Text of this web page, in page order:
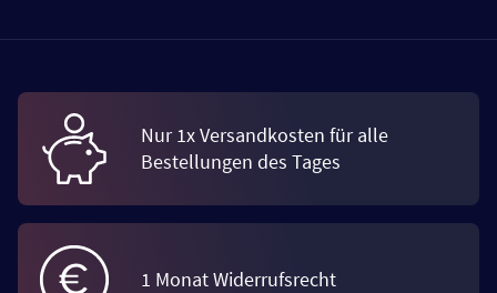
Nur 1x Versandkosten für alle
Bestellungen des Tages
1 Monat Widerrufsrecht